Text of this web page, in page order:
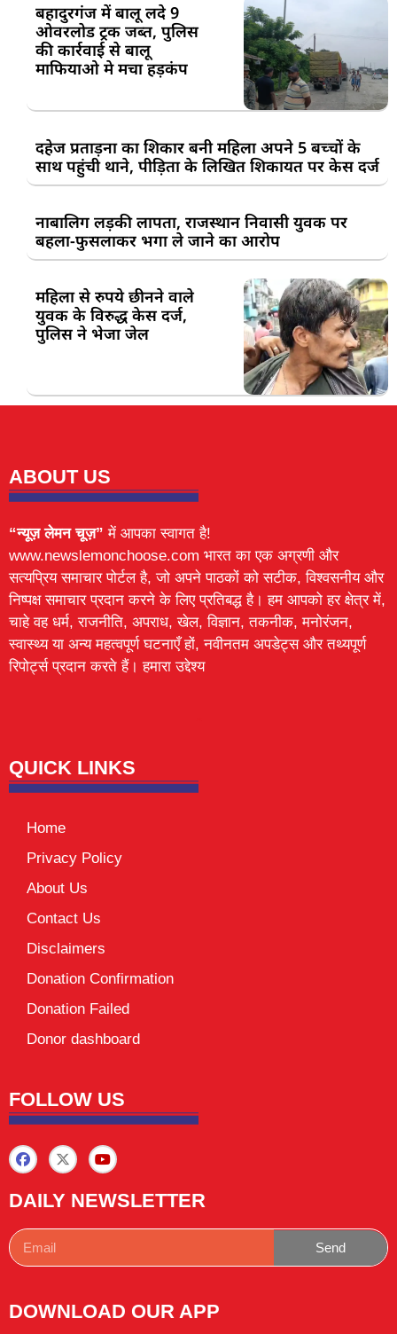
बहादुरगंज में बालू लदे 9
ओवरलोड ट्रक जब्त, पुलिस
की कार्रवाई से बालू
माफियाओ मे मचा हड़कंप
दहेज प्रताड़ना का शिकार बनी महिला अपने 5 बच्चों के
साथ पहुंची थाने, पीड़िता के लिखित शिकायत पर केस दर्ज
नाबालिग लड़की लापता, राजस्थान निवासी युवक पर
बहला-फुसलाकर भगा ले जाने का आरोप
महिला से रुपये छीनने वाले
युवक के विरुद्ध केस दर्ज,
पुलिस ने भेजा जेल
ABOUT US
“न्यूज़ लेमन चूज़” में आपका स्वागत है!
www.newslemonchoose.com भारत का एक अग्रणी और
सत्यप्रिय समाचार पोर्टल है, जो अपने पाठकों को सटीक, विश्वसनीय और
निष्पक्ष समाचार प्रदान करने के लिए प्रतिबद्ध है। हम आपको हर क्षेत्र में,
चाहे वह धर्म, राजनीति, अपराध, खेल, विज्ञान, तकनीक, मनोरंजन,
स्वास्थ्य या अन्य महत्वपूर्ण घटनाएँ हों, नवीनतम अपडेट्स और तथ्यपूर्ण
रिपोर्ट्स प्रदान करते हैं। हमारा उद्देश्य
QUICK LINKS
Home
Privacy Policy
About Us
Contact Us
Disclaimers
Donation Confirmation
Donation Failed
Donor dashboard
FOLLOW US
DAILY NEWSLETTER
Send
DOWNLOAD OUR APP